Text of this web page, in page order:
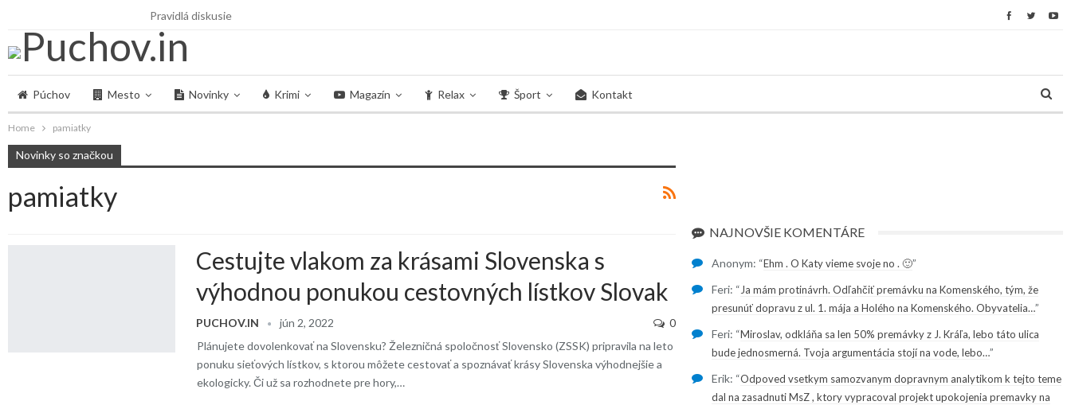
Pravidlá diskusie
Púchov Mesto Novinky Krimi Magazín Relax Šport Kontakt
Home pamiatky
Novinky so značkou
pamiatky
Cestujte vlakom za krásami Slovenska s
výhodnou ponukou cestovných lístkov Slovak
PUCHOV.IN jún 2, 2022
0
Plánujete dovolenkovať na Slovensku? Železničná spoločnosť Slovensko (ZSSK) pripravila na leto
ponuku sieťových lístkov, s ktorou môžete cestovať a spoznávať krásy Slovenska výhodnejšie a
ekologicky. Či už sa rozhodnete pre hory,…
NAJNOVŠIE KOMENTÁRE
Anonym: “Ehm . O Katy vieme svoje no . 🙂”
Feri: “ Ja mám protinávrh. Odľahčiť premávku na Komenského, tým, že
presunúť dopravu z ul. 1. mája a Holého na Komenského. Obyvatelia…”
Feri: “Miroslav, odkláňa sa len 50% premávky z J. Kráľa, lebo táto ulica
bude jednosmerná. Tvoja argumentácia stojí na vode, lebo…”
Erik: “Odpoved vsetkym samozvanym dopravnym analytikom k tejto teme
dal na zasadnuti MsZ , ktory vypracoval projekt upokojenia premavky na